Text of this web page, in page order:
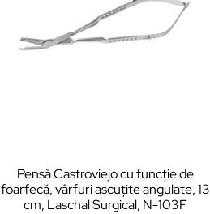
Pensă Castroviejo cu funcție de
foarfecă, vârfuri ascuțite angulate, 13
cm, Laschal Surgical, N-103F